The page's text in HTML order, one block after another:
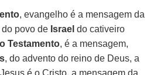
, evangelho é a mensagem da
povo de Israel do cativeiro
Testamento, é a mensagem,
, do advento do reino de Deus, a
é o Cristo, a mensagem da